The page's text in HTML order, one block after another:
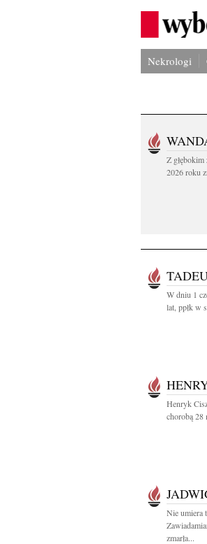
Nekrologi
Z głębokim
2026 roku
W dniu 1
lat, ppłk w
Henryk
chorobą 28
Nie umiera
zmarła...